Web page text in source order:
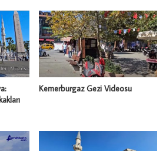
Kemerburgaz Gezi Videosu